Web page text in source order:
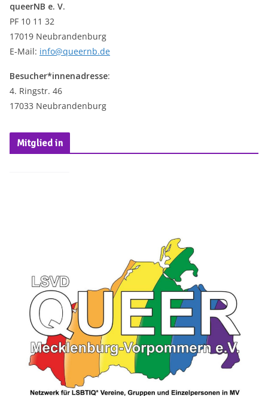
s
queerNB e. V.
PF 10 11 32
17019 Neubrandenburg
E-Mail: info@queernb.de
Besucher*innenadresse:
4. Ringstr. 46
17033 Neubrandenburg
Mitglied in